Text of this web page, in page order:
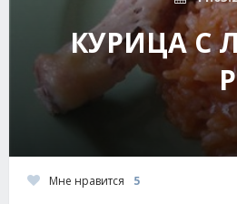
КУРИЦА С
Мне нравится 5